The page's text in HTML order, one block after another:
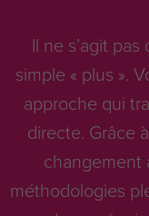
Il ne s’agit
simple « plus ».
approche qui
directe. Grâce
changement
méthodologies